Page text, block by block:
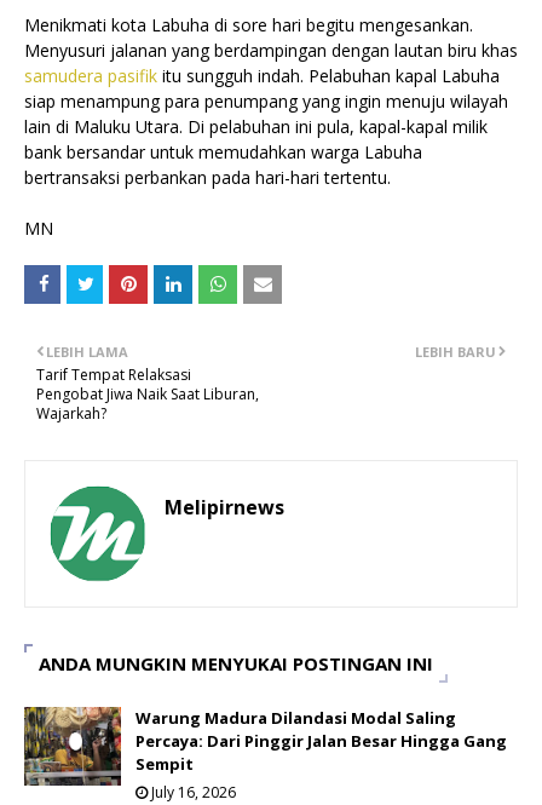
Menikmati kota Labuha di sore hari begitu mengesankan.
Menyusuri jalanan yang berdampingan dengan lautan biru khas
samudera pasifik itu sungguh indah. Pelabuhan kapal Labuha
siap menampung para penumpang yang ingin menuju wilayah
lain di Maluku Utara. Di pelabuhan ini pula, kapal-kapal milik
bank bersandar untuk memudahkan warga Labuha
bertransaksi perbankan pada hari-hari tertentu.
MN
LEBIH BARU
LEBIH LAMA
Tarif Tempat Relaksasi
Pengobat Jiwa Naik Saat Liburan,
Wajarkah?
Melipirnews
ANDA MUNGKIN MENYUKAI POSTINGAN INI
Warung Madura Dilandasi Modal Saling
Percaya: Dari Pinggir Jalan Besar Hingga Gang
Sempit
July 16, 2026